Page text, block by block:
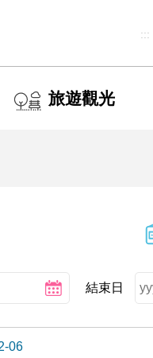
:::
旅遊觀光
結束日
06